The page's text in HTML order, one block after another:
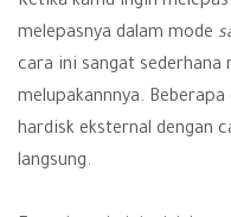
melepasnya dalam mode
cara ini sangat sederhana
melupakannnya.
hardisk eksternal dengan
langsung.